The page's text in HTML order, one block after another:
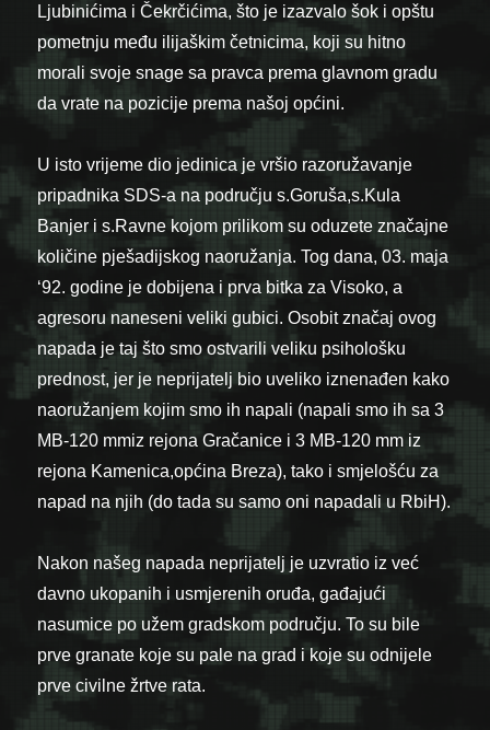
Ljubinićima i Čekrčićima, što je izazvalo šok i opštu
pometnju među ilijaškim četnicima, koji su hitno
morali svoje snage sa pravca prema glavnom gradu
da vrate na pozicije prema našoj općini.
U isto vrijeme dio jedinica je vršio razoružavanje
pripadnika SDS-a na području s.Goruša,s.Kula
Banjer i s.Ravne kojom prilikom su oduzete značajne
količine pješadijskog naoružanja. Tog dana, 03. maja
‘92. godine je dobijena i prva bitka za Visoko, a
agresoru naneseni veliki gubici. Osobit značaj ovog
napada je taj što smo ostvarili veliku psihološku
prednost, jer je neprijatelj bio uveliko iznenađen kako
naoružanjem kojim smo ih napali (napali smo ih sa 3
MB-120 mmiz rejona Gračanice i 3 MB-120 mm iz
rejona Kamenica,općina Breza), tako i smjelošću za
napad na njih (do tada su samo oni napadali u RbiH).
Nakon našeg napada neprijatelj je uzvratio iz već
davno ukopanih i usmjerenih oruđa, gađajući
nasumice po užem gradskom području. To su bile
prve granate koje su pale na grad i koje su odnijele
prve civilne žrtve rata.